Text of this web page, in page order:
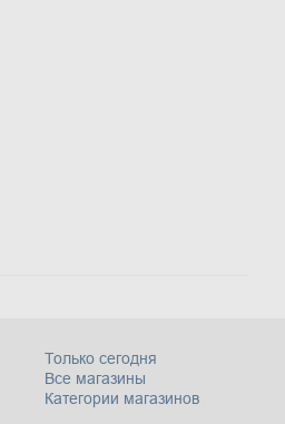
Только сегодня
Все магазины
Категории магазинов